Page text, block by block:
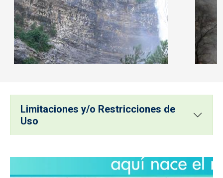
Limitaciones y/o Restricciones de
Uso